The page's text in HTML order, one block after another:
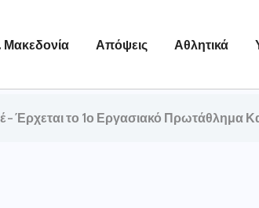
Μακεδονία Απόψεις Αθλητικά
Έρχεται το 1ο Εργασιακό Πρωτάθλημα